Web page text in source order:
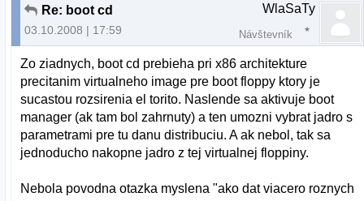
Re: boot cd
03.10.2008 | 17:59
WlaSaTy
Návštevník
Zo ziadnych, boot cd prebieha pri x86 architekture
precitanim virtualneho image pre boot floppy ktory je
sucastou rozsirenia el torito. Naslende sa aktivuje boot
manager (ak tam bol zahrnuty) a ten umozni vybrat jadro s
parametrami pre tu danu distribuciu. A ak nebol, tak sa
jednoducho nakopne jadro z tej virtualnej floppiny.
Nebola povodna otazka myslena "ako dat viacero roznych